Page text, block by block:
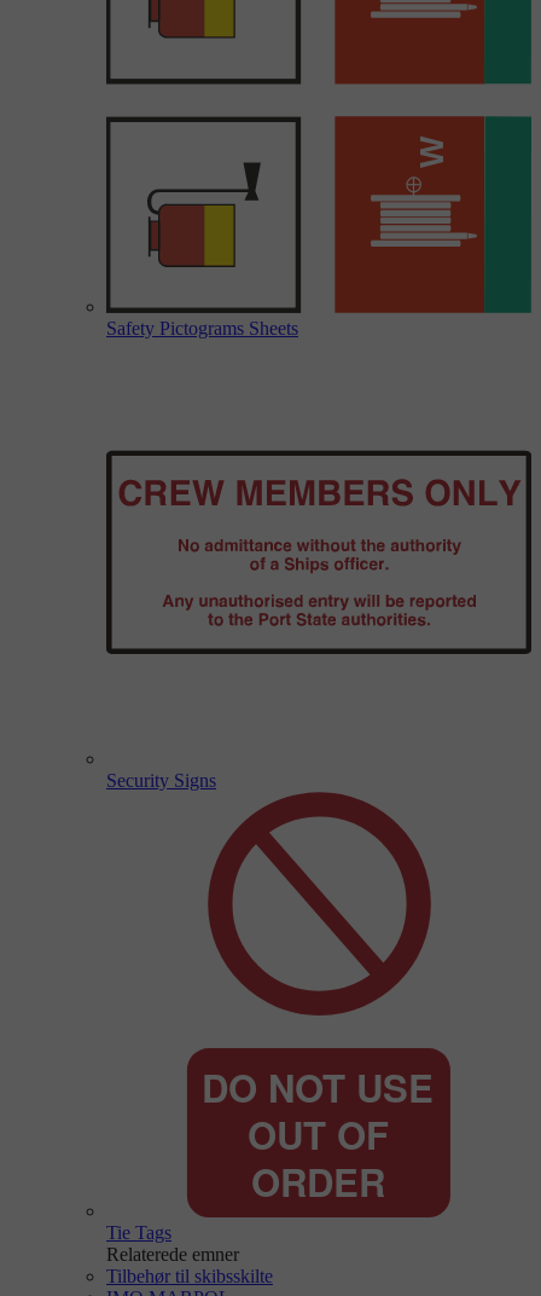
Safety Pictograms Sheets
Security Signs
Tie Tags
Relaterede emner
Tilbehør til skibsskilte